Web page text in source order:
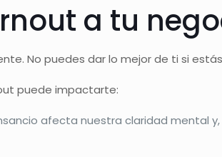
a tu
No puedes dar lo mejor de ti si
puede impactarte:
afecta nuestra claridad mental